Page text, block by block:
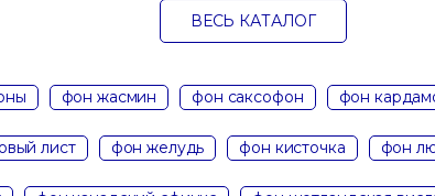
ВЕСЬ КАТАЛОГ
фон жасмин фон саксофон фон
лист фон желудь фон кисточка фон